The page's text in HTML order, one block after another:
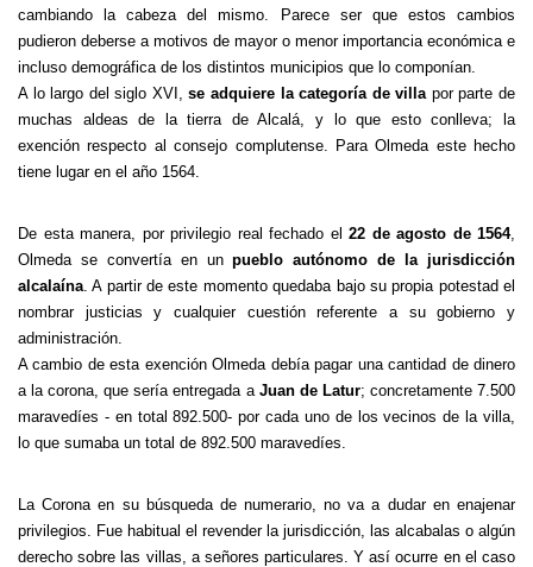
cambiando la cabeza del mismo. Parece ser que estos cambios
pudieron deberse a motivos de mayor o menor importancia económica e
incluso demográfica de los distintos municipios que lo componían.
A lo largo del siglo XVI,se adquiere la categoría de villapor parte de
muchas aldeas de la tierra de Alcalá, y lo que esto conlleva; la
exención respecto al consejo complutense. Para Olmeda este hecho
tiene lugar en el año 1564.
De esta manera, por privilegio real fechado el 22 de agosto de 1564,
Olmeda se convertía en unpueblo autónomo de la jurisdicción
alcalaína. A partir de este momento quedaba bajo su propia potestad el
nombrar justicias y cualquier cuestión referente a su gobierno y
administración.
A cambio de esta exención Olmeda debía pagar una cantidad de dinero
a la corona, que sería entregada a Juan de Latur; concretamente 7.500
maravedíes - en total 892.500- por cada uno de los vecinos de la villa,
lo que sumaba un total de 892.500 maravedíes.
La Corona en su búsqueda de numerario, no va a dudar en enajenar
privilegios. Fue habitual el revender la jurisdicción, las alcabalas o algún
derecho sobre las villas, a señores particulares. Y así ocurre en el caso